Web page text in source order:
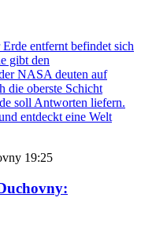
entfernt befindet sich
gibt den
NASA deuten auf
die oberste Schicht
soll Antworten liefern.
entdeckt eine Welt
19:25
: